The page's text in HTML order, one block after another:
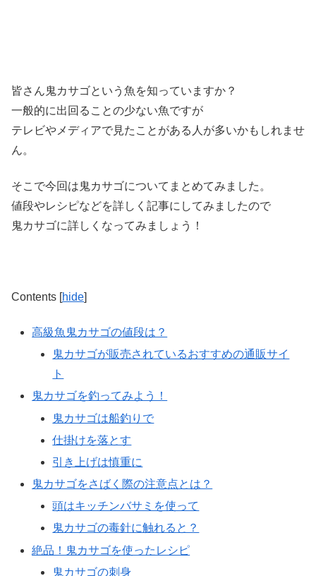
皆さん鬼カサゴという魚を知っていますか？
一般的に出回ることの少ない魚ですが
テレビやメディアで見たことがある人が多いかもしれませ
ん。
そこで今回は鬼カサゴについてまとめてみました。
値段やレシピなどを詳しく記事にしてみましたので
鬼カサゴに詳しくなってみましょう！
Contents [hide]
高級魚鬼カサゴの値段は？
鬼カサゴが販売されているおすすめの通販サイ
ト
鬼カサゴを釣ってみよう！
鬼カサゴは船釣りで
仕掛けを落とす
引き上げは慎重に
鬼カサゴをさばく際の注意点とは？
頭はキッチンバサミを使って
鬼カサゴの毒針に触れると？
絶品！鬼カサゴを使ったレシピ
鬼カサゴの刺身